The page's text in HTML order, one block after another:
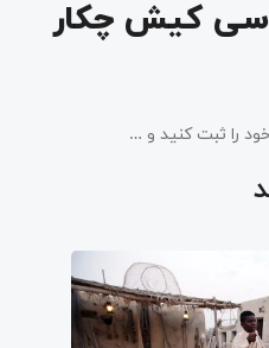
کیش چکار
را ثبت کنید و …